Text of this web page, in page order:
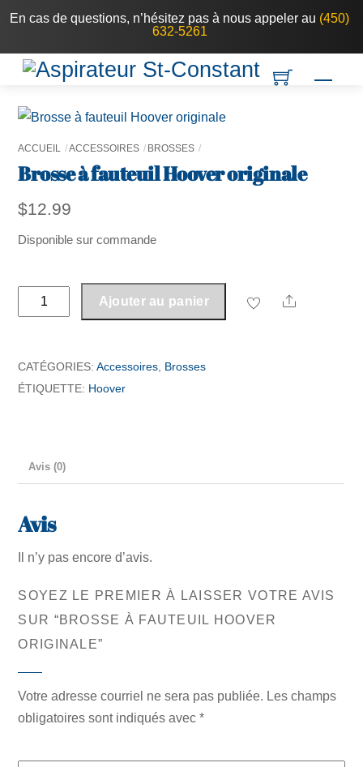
Skip
content
En cas de questions, n’hésitez pas à nous appeler au (450)
632-5261
Menu
ACCUEIL ACCESSOIRES BROSSES
Brosse à fauteuil Hoover originale
$12.99
Disponible sur commande
quantité
de
à
fauteuil
Ajouter au panier Share
CATÉGORIES:Accessoires Brosses
ÉTIQUETTE: Hoover
Avis (0)
Avis
Il n’y pas encore d’avis.
SOYEZ LE PREMIER À LAISSER VOTRE AVIS
SUR “BROSSE À FAUTEUIL HOOVER
ORIGINALE”
Votre adresse courriel ne sera pas publiée. Les champs
obligatoires sont indiqués avec*